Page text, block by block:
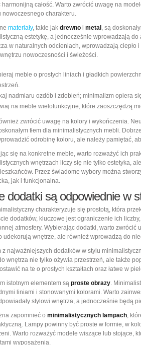
harmonijną całość. Warto zwrócić uwagę na
nowoczesnego charakteru.
materiały, takie jak drewno i metal , są
estetykę, a jednocześnie wprowadzają
w naturalnych odcieniach, wprowadzają
nowoczesności i świeżości.
meble o prostych liniach i gładkich
nadmiaru ozdób i zdobień; minimalizm opiera
na meble wielofunkcyjne, które zaoszczędzą
zwrócić uwagę na kolory i wykończenia.
tłem dla minimalistycznych mebli.
odrobinę koloru, ale należy pamiętać,
się na konkretne meble, warto rozważyć ich
wnętrzach liczy się nie tylko estetyka,
Przez świadome wybory można
jak i funkcjonalna.
dodatki są odpowiednie w
charakteryzuje się prostotą, która
dodatków, kluczowe jest ograniczenie ich
atmosfery. Wybierając dodatki, warto zwrócić
udekorują wnętrze, ale również wprowadzą do
z najważniejszych dodatków w stylu
wnętrza nie tylko ożywia przestrzeń, ale także
na te o prostych kształtach oraz łatwe w
istotnym elementem są proste obrazy.
liniami i stonowanymi kolorami. Warto
stylowi wnętrza, a jednocześnie będą
zapomnieć o minimalistycznych lampach,
Lampy powinny być proste w formie, w
Warto rozważyć modele wiszące lub stojące,
wyposażenia.